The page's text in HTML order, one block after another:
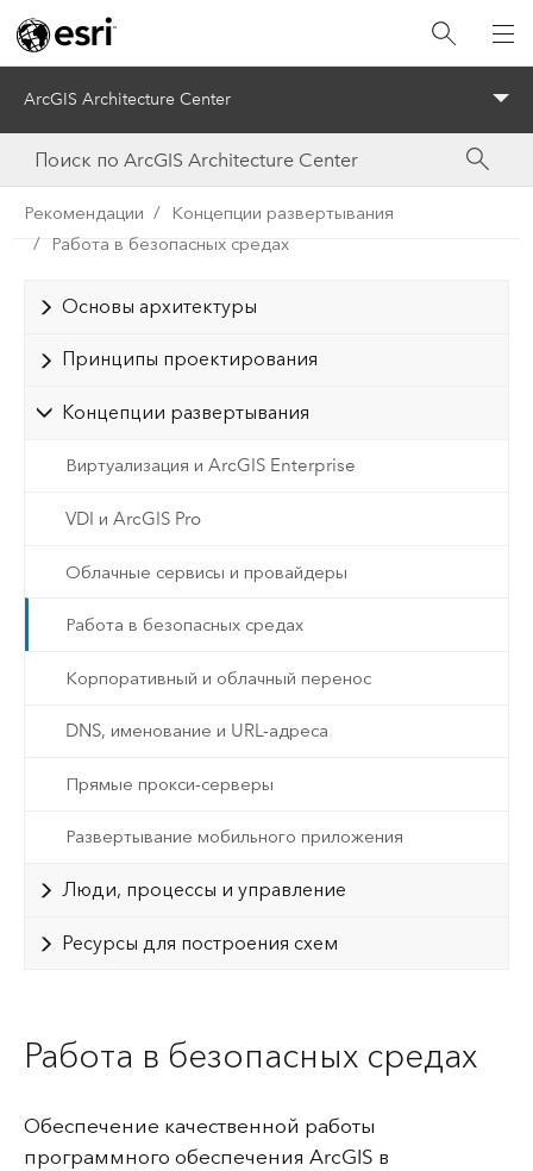
ArcGIS Architecture Center
Рекомендации
Концепции развертывания
Работа в безопасных средах
Основы архитектуры
Принципы проектирования
Концепции развертывания
Виртуализация и ArcGIS Enterprise
VDI и ArcGIS Pro
Облачные сервисы и провайдеры
Работа в безопасных средах
Корпоративный и облачный перенос
DNS, именование и URL-адреса
Прямые прокси-серверы
Развертывание мобильного приложения
Люди, процессы и управление
Ресурсы для построения схем
Работа в безопасных средах
Обеспечение качественной работы
программного обеспечения ArcGIS в